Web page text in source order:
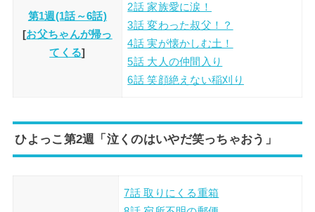
第1週(1話～6話)
[お父ちゃんが帰っ
てくる]
2話 家族愛に涙！
3話 変わった叔父！？
4話 実が懐かしむ土！
5話 大人の仲間入り
6話 笑顔絶えない稲刈り
ひよっこ第2週「泣くのはいやだ笑っちゃおう」
7話 取りにくる重箱